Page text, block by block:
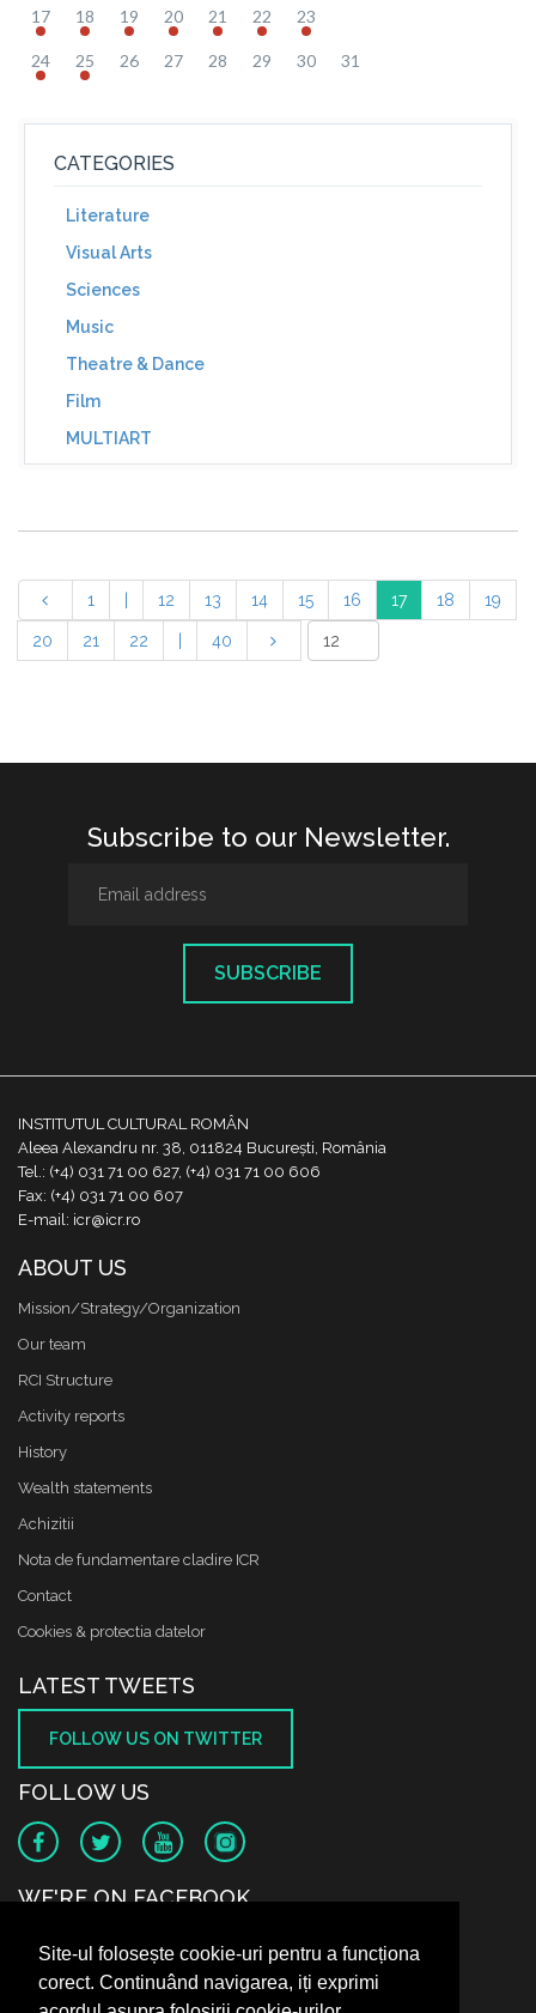
Site-ul folosește cookie-uri pentru a funcționa
corect. Continuând navigarea, iți exprimi
17 18 19 20 21 22 23
24 25 26 27 28 29 30 31
CATEGORIES
Literature
Visual Arts
Sciences
Music
Theatre & Dance
Film
MULTIART
1 12 13 14 15 16 17 18 19
20 21 22 40
Subscribe to our Newsletter.
SUBSCRIBE
INSTITUTUL CULTURAL ROMÂN
Aleea Alexandru nr. 38, 011824 București, România
Tel.: (+4) 031 71 00 627, (+4) 031 71 00 606
Fax: (+4) 031 71 00 607
E-mail: icr@icr.ro
ABOUT US
Mission/Strategy/Organization
Our team
RCI Structure
Activity reports
History
Wealth statements
Achizitii
Nota de fundamentare cladire ICR
Contact
Cookies & protectia datelor
LATEST TWEETS
FOLLOW US ON TWITTER
FOLLOW US
WE'RE ON FACEBOOK